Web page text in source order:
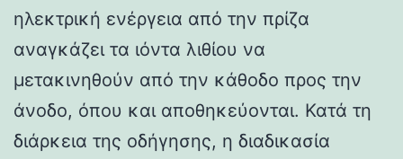
ηλεκτρική ενέργεια από την πρίζα
αναγκάζει τα ιόντα λιθίου να
μετακινηθούν από την κάθοδο προς την
άνοδο, όπου και αποθηκεύονται. Κατά τη
διάρκεια της οδήγησης, η διαδικασία